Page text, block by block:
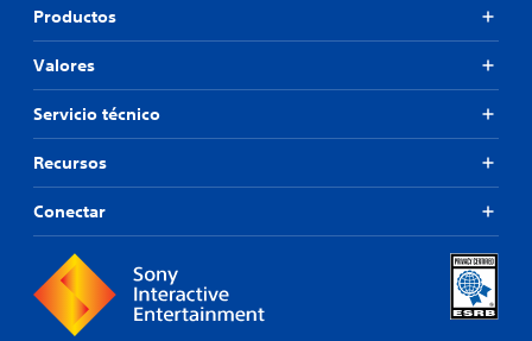
Productos
Valores
Servicio técnico
Recursos
Conectar